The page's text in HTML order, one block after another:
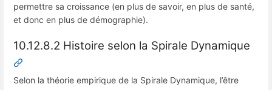
permettre sa croissance (en plus de savoir, en plus de santé,
et donc en plus de démographie).
10.12.8.2 Histoire selon la Spirale Dynamique
Selon la théorie empirique de la Spirale Dynamique, l’être